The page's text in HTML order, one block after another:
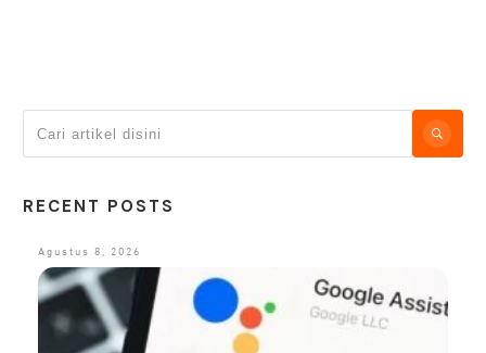
RECENT POSTS
Agustus 8, 2026